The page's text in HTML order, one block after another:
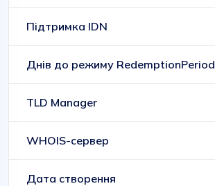
Підтримка IDN
Днів до режиму RedemptionPeriod
TLD Manager
WHOIS-сервер
Дата створення